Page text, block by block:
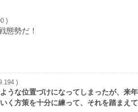
)
態勢だ！
)
うな位置づけになってしまったが、来
く方策を十分に練って、それを踏まえ